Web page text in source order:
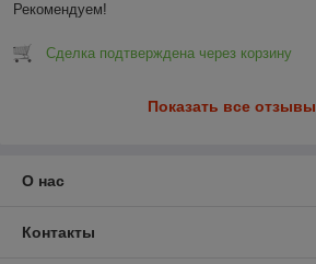
Рекомендуем!
Сделка подтверждена через корзину
Показать все отзывы
О нас
Контакты